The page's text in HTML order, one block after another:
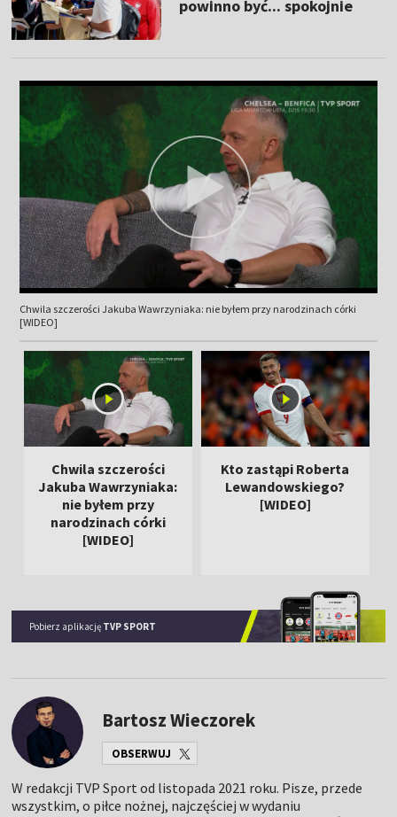
powinno być... spokojnie
Chwila szczerości Jakuba Wawrzyniaka: nie byłem przy narodzinach córki
[WIDEO]
Chwila szczerości
Jakuba Wawrzyniaka:
nie byłem przy
narodzinach córki
[WIDEO]
Kto zastąpi Roberta
Lewandowskiego?
[WIDEO]
Pobierz aplikację TVP SPORT
Bartosz Wieczorek
OBSERWUJ
W redakcji TVP Sport od listopada 2021 roku. Pisze, przede
wszystkim, o piłce nożnej, najczęściej w wydaniu